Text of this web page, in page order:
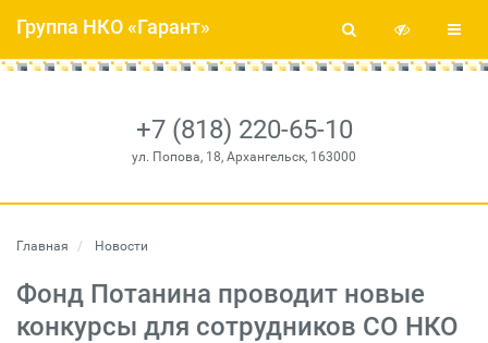
+7 (818) 220-65-10
ул. Попова, 18, Архангельск, 163000
Группа НКО «Гарант»
Главная Новости
Фонд Потанина проводит новые
конкурсы для сотрудников СО НКО